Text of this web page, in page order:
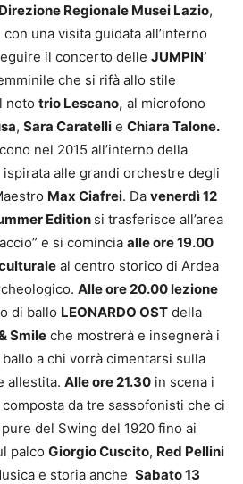
Direzione Regionale Musei Lazio,
una visita guidata all’interno
il concerto delle JUMPIN’
che si rifà allo stile
noto trio Lescano, al microfono
, Sara Caratelli e Chiara Talone.
nel 2015 all’interno della
ispirata alle grandi orchestre degli
Max Ciafrei. Da venerdì 12
Edition si trasferisce all’area
e si comincia alle ore 19.00
al centro storico di Ardea
Alle ore 20.00 lezione
di ballo LEONARDO OST della
Smile che mostrerà e insegnerà i
a chi vorrà cimentarsi sulla
allestita. Alle ore 21.30 in scena i
composta da tre sassofonisti che ci
del Swing del 1920 fino ai
palco Giorgio Cuscito, Red Pellini
e storia anche Sabato 13